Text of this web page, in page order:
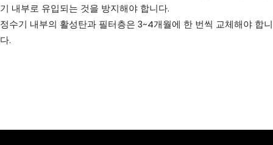
기 내부로 유입되는 것을 방지해야 합니다.
정수기 내부의 활성탄과 필터층은 3~4개월에 한 번씩 교체해야 합니
다.